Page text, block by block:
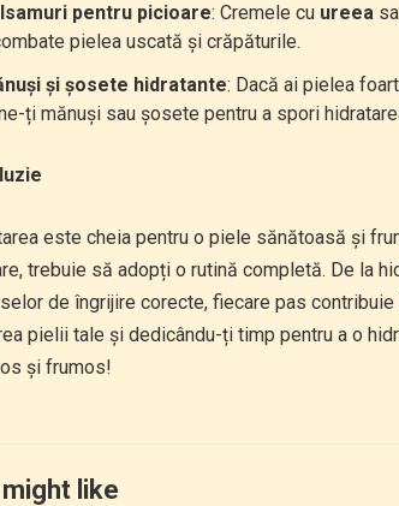
pentru picioare: Cremele cu ureea
pielea uscată și crăpăturile.
și șosete hidratante: Dacă ai pielea
ți mănuși sau șosete pentru a spori
este cheia pentru o piele sănătoasă și
trebuie să adopți o rutină completă. De la
de îngrijire corecte, fiecare pas
pielii tale și dedicându-ți timp pentru a o
și frumos!
might like